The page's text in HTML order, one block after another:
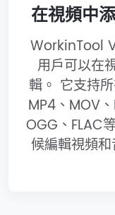
在視頻中
WorkinTool
用戶可以在
輯。 它支持
MP4、MOV
OGG、FLAC
候編輯視頻